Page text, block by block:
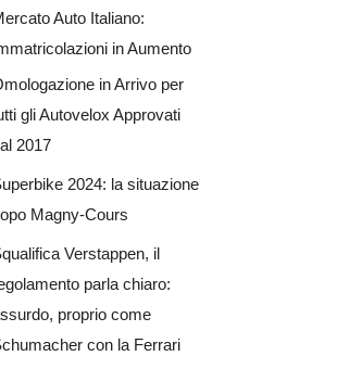
Auto Italiano:
in Aumento
in Arrivo per
gli Autovelox Approvati
2017
2024: la situazione
Magny-Cours
Verstappen, il
parla chiaro:
proprio come
con la Ferrari